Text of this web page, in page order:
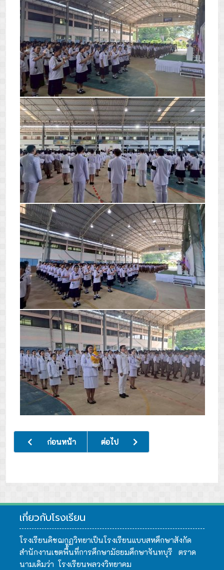
เนื้อหาก่อนหน้า: ร่วมพิธีทำบุญฉลองอายุวัฒนมงคล และรับมอ
ก่อนหน้า เนื้อหาถัดไป: ประชุมผู้ปกครองนักเรียน
ต่อไป
เกี่ยวกับโรงเรียน
โรงเรียนคิชฌกูฏวิทยาเป็นโรงเรียนแบบสหศึกษาสังกัด
สำนักงานเขตพื้นที่การศึกษามัธยมศึกษาจันทบุรี ตราด
นามเดิมว่า โรงเรียนพลวงวิทยาคม